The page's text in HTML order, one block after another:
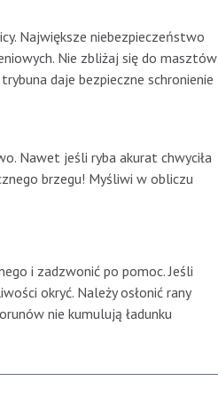
Największe niebezpieczeństwo
Nie zbliżaj się do masztów
daje bezpieczne schronienie
Nawet jeśli ryba akurat chwyciła
brzegu! Myśliwi w obliczu
i zadzwonić po pomoc. Jeśli
okryć. Należy osłonić rany
nie kumulują ładunku